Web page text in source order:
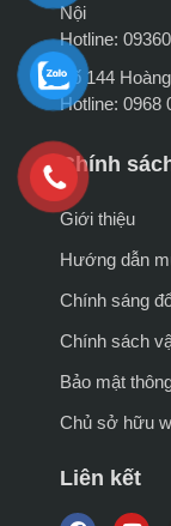
Nội
Hotline:
Số 144
Hotline: 0968
Chính
Giới thiệu
Hướng dẫn
Chính sáng
Chính sách
Bảo mật
Chủ sở hữu
Liên kết